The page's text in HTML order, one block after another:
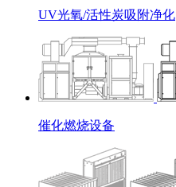
UV光氧/活性炭吸附净化
催化燃烧设备